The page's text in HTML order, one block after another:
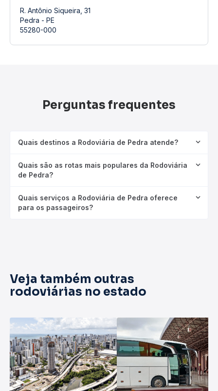
R. Antônio Siqueira, 31
Pedra - PE
55280-000
Perguntas frequentes
Quais destinos a Rodoviária de Pedra atende?
Quais são as rotas mais populares da Rodoviária
de Pedra?
Quais serviços a Rodoviária de Pedra oferece
para os passageiros?
Veja também outras
rodoviárias no estado